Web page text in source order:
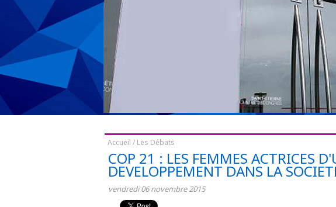
Accueil / Les Débats
COP 21 : LES FEMMES ACTRICES
DEVELOPPEMENT DANS LA
vendredi 06 novembre2015